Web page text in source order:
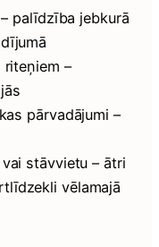
palīdzība jebkurā
–
pārvadājumi –
stāvvietu – ātri
vēlamajā